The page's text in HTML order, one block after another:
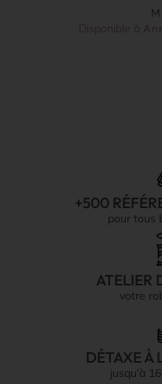
Disponible à
+500
pour tous
ATELIER
votre
DÉTAXE À
jusqu’à